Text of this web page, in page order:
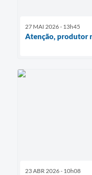
27 MAI 2026 - 13h45
Atenção, produtor
23 ABR 2026 - 10h08